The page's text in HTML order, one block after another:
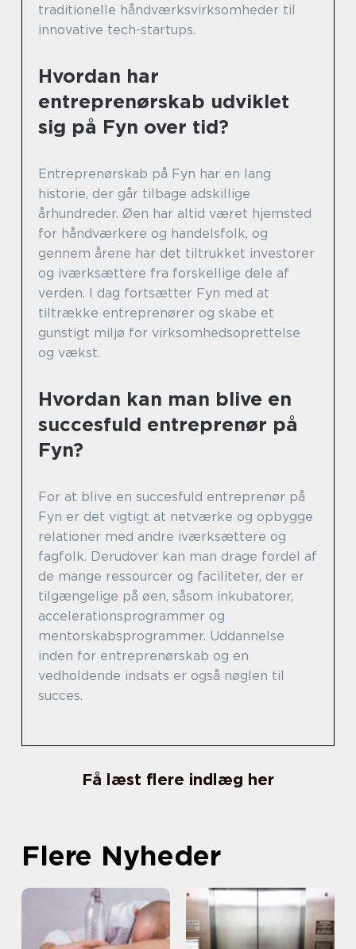
traditionelle håndværksvirksomheder til
innovative tech-startups.
Hvordan har
entreprenørskab udviklet
sig på Fyn over tid?
Entreprenørskab på Fyn har en lang
historie, der går tilbage adskillige
århundreder. Øen har altid været hjemsted
for håndværkere og handelsfolk, og
gennem årene har det tiltrukket investorer
og iværksættere fra forskellige dele af
verden. I dag fortsætter Fyn med at
tiltrække entreprenører og skabe et
gunstigt miljø for virksomhedsoprettelse
og vækst.
Hvordan kan man blive en
succesfuld entreprenør på
Fyn?
For at blive en succesfuld entreprenør på
Fyn er det vigtigt at netværke og opbygge
relationer med andre iværksættere og
fagfolk. Derudover kan man drage fordel af
de mange ressourcer og faciliteter, der er
tilgængelige på øen, såsom inkubatorer,
accelerationsprogrammer og
mentorskabsprogrammer. Uddannelse
inden for entreprenørskab og en
vedholdende indsats er også nøglen til
succes.
Få læst flere indlæg her
Flere Nyheder